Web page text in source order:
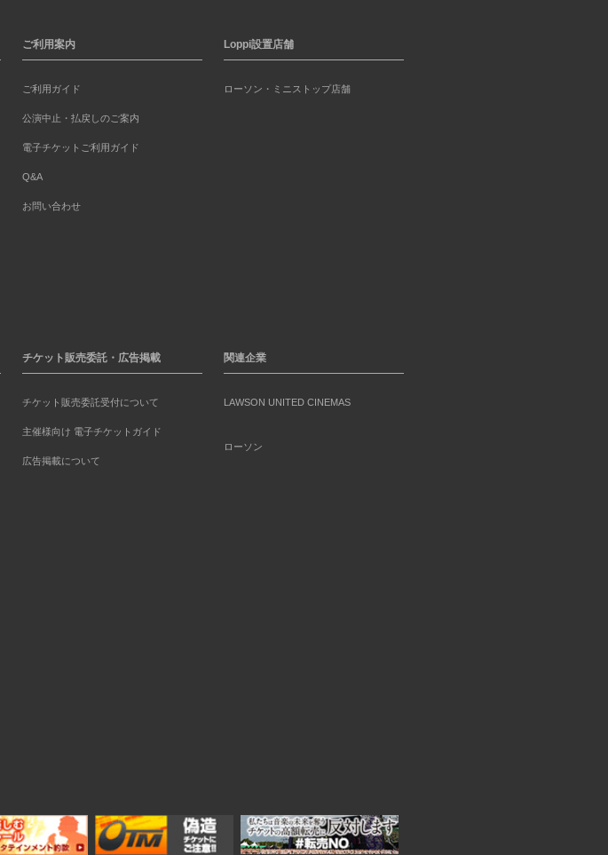
ご利用案内
ご利用ガイド
公演中止・払戻しのご案内
電子チケットご利用ガイド
Q&A
お問い合わせ
Loppi設置店舗
ローソン・ミニストップ店舗
チケット販売委託・広告掲載
チケット販売委託受付について
主催様向け 電子チケットガイド
広告掲載について
関連企業
LAWSON UNITED CINEMAS
ローソン